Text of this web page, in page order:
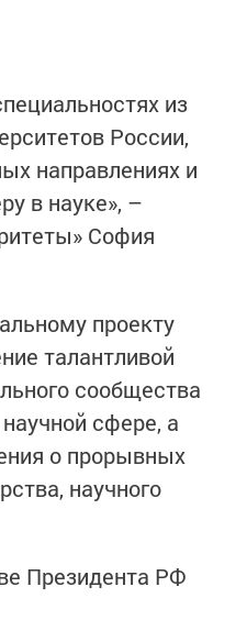
из
России,
направлениях и
в науке», –
София
проекту
талантливой
сообщества
сфере, а
о прорывных
научного
Президента РФ